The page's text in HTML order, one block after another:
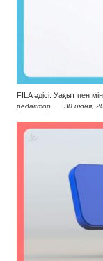
FILA әдісі: Уақыт пен
редактор 30 июня,